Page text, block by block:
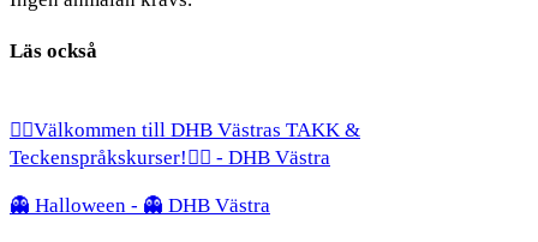
Läs också
✋🏻Välkommen till DHB Västras TAKK &
Teckenspråkskurser!✋🏻 - DHB Västra
👻 Halloween - 👻 DHB Västra